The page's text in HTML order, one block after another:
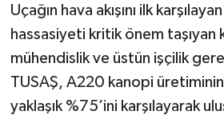
Uçağın hava akışını ilk
hassasiyeti kritik önem taşıyan
mühendislik ve üstün işçilik
TUSAŞ, A220 kanopi üretiminin
yaklaşık %75’ini karşılayarak